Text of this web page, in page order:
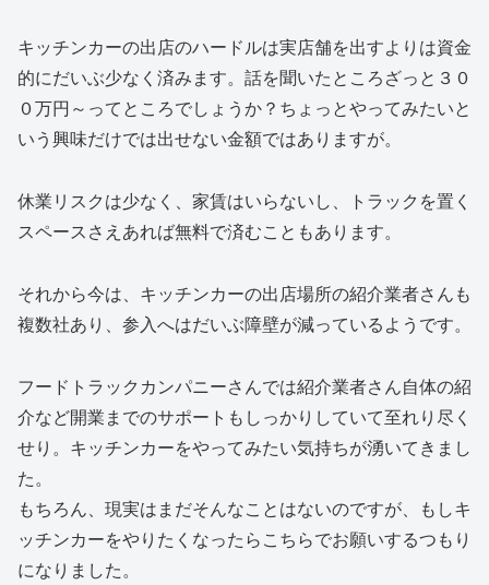
キッチンカーの出店のハードルは実店舗を出すよりは資金
的にだいぶ少なく済みます。話を聞いたところざっと３０
０万円～ってところでしょうか？ちょっとやってみたいと
いう興味だけでは出せない金額ではありますが。
休業リスクは少なく、家賃はいらないし、トラックを置く
スペースさえあれば無料で済むこともあります。
それから今は、キッチンカーの出店場所の紹介業者さんも
複数社あり、参入へはだいぶ障壁が減っているようです。
フードトラックカンパニーさんでは紹介業者さん自体の紹
介など開業までのサポートもしっかりしていて至れり尽く
せり。キッチンカーをやってみたい気持ちが湧いてきまし
た。
もちろん、現実はまだそんなことはないのですが、もしキ
ッチンカーをやりたくなったらこちらでお願いするつもり
になりました。